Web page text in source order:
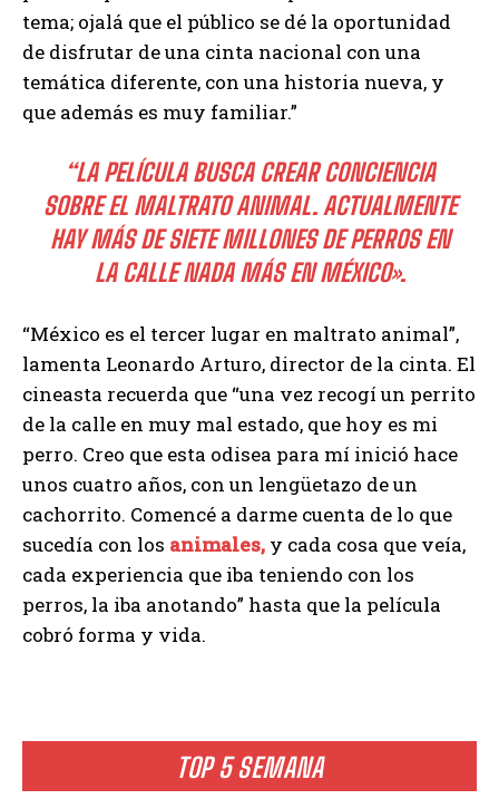
TOP 5 SEMANA
tema; ojalá que el público se dé la oportunidad
de disfrutar de una cinta nacional con una
temática diferente, con una historia nueva, y
que además es muy familiar.”
“LA PELÍCULA BUSCA CREAR CONCIENCIA
SOBRE EL MALTRATO ANIMAL. ACTUALMENTE
HAY MÁS DE SIETE MILLONES DE PERROS EN
LA CALLE NADA MÁS EN MÉXICO».
“México es el tercer lugar en maltrato animal”,
lamenta Leonardo Arturo, director de la cinta. El
cineasta recuerda que “una vez recogí un perrito
de la calle en muy mal estado, que hoy es mi
perro. Creo que esta odisea para mí inició hace
unos cuatro años, con un lengüetazo de un
cachorrito. Comencé a darme cuenta de lo que
sucedía con los animales, y cada cosa que veía,
cada experiencia que iba teniendo con los
perros, la iba anotando” hasta que la película
cobró forma y vida.